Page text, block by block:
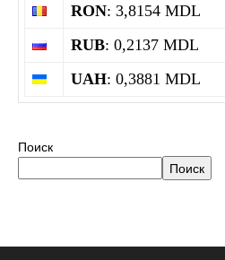
RON: 3,8154 MDL
RUB: 0,2137 MDL
UAH: 0,3881 MDL
Поиск
Поиск